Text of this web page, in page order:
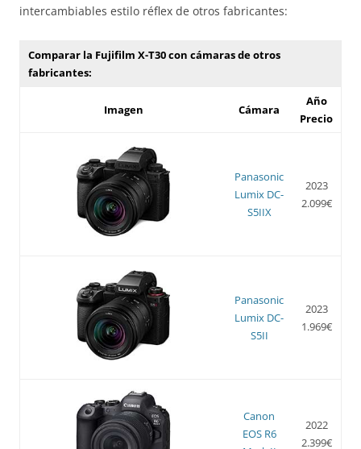
intercambiables estilo réflex de otros fabricantes:
Comparar la Fujifilm X-T30 con cámaras de otros
fabricantes:
Imagen Cámara
Año
Precio
Panasonic
Lumix DC-
S5IIX
2023
2.099€
Panasonic
Lumix DC-
S5II
2023
1.969€
Canon
EOS R6
2022
2.399€